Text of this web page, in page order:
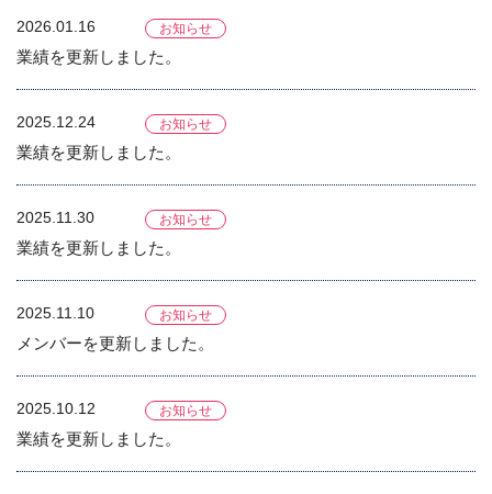
2026.01.16 お知らせ
業績を更新しました。
2025.12.24 お知らせ
業績を更新しました。
2025.11.30 お知らせ
業績を更新しました。
2025.11.10 お知らせ
メンバーを更新しました。
2025.10.12 お知らせ
業績を更新しました。